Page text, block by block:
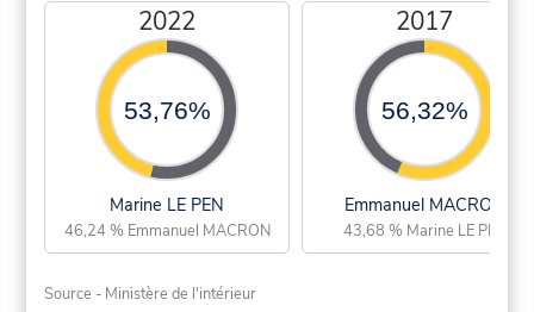
2022
53,76%
Marine LE PEN
46,24 % Emmanuel MACRON
2017
56,32%
Emmanuel MACRON
43,68 % Marine LE PEN
Source - Ministère de l'intérieur